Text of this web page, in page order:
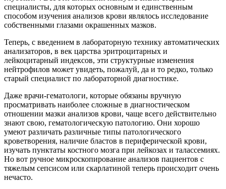
специалисты, для которых основным и единственным
способом изучения анализов крови являлось исследование
собственными глазами окрашенных мазков.
Теперь, с введением в лабораторную технику автоматических
анализаторов, в век царства эритроцитарных и
лейкоцитарный индексов, эти структурные изменения
нейтрофилов может увидеть, пожалуй, да и то редко, только
старый специалист по лабораторной диагностике.
Даже врачи-гематологи, которые обязаны вручную
просматривать наиболее сложные в диагностическом
отношении мазки анализов крови, чаще всего действительно
знают свою, гематологическую патологию. Они хорошо
умеют различать различные типы патологического
кроветворения, наличие бластов в периферической крови,
изучать пунктаты костного мозга при лейкозах и талассемиях.
Но вот ручное микроскопирование анализов пациентов с
тяжелым сепсисом или скарлатиной теперь происходит очень
нечасто.